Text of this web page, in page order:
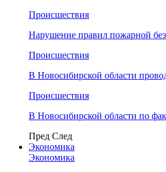
Происшествия
Нарушение правил пожарной
Происшествия
В Новосибирской области
Происшествия
В Новосибирской области по
Пред След
Экономика
Экономика